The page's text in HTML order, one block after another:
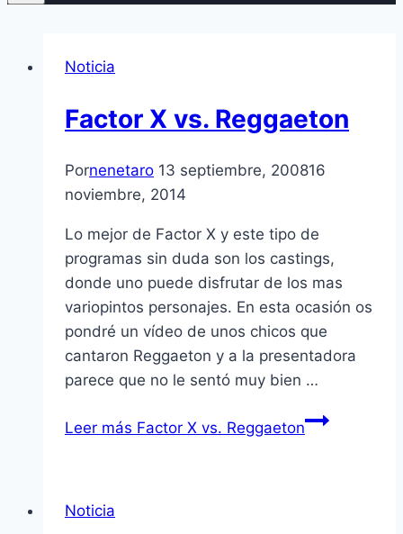
Noticia
Factor X vs. Reggaeton
Pornenetaro 13 septiembre, 200816
noviembre, 2014
Lo mejor de Factor X y este tipo de
programas sin duda son los castings,
donde uno puede disfrutar de los mas
variopintos personajes. En esta ocasión os
pondré un ví­deo de unos chicos que
cantaron Reggaeton y a la presentadora
parece que no le sentó muy bien …
Leer más Factor X vs. Reggaeton
Noticia